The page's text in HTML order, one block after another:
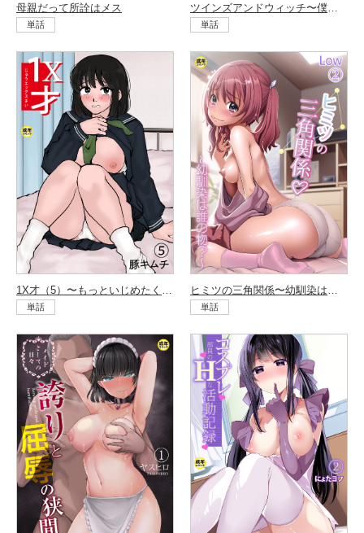
母親だって所詮はメス
単話
ツインズアンドウィッチ〜僕らを甘やかしてくれるお姉ちゃん〜
単話
単話 単話